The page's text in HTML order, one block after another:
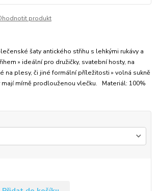
produkt
šaty antického střihu s lehkými rukávy a
» ideální pro družičky, svatební hosty, na
na plesy, či jiné formální příležitosti » volná sukně
mají mírně prodlouženou vlečku. Materiál: 100%